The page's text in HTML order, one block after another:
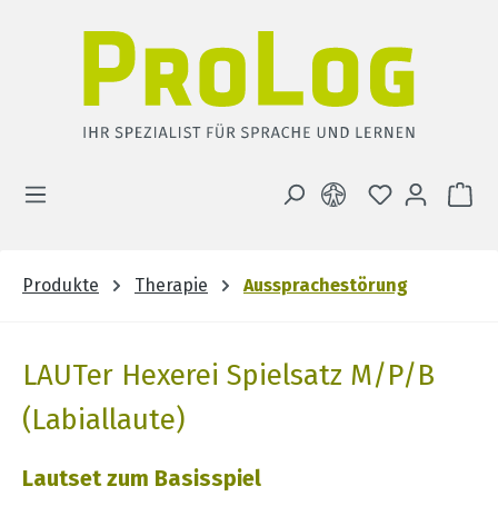
DU HAST 0
Produkte Therapie Aussprachestörung
LAUTer Hexerei Spielsatz M/P/B
(Labiallaute)
Lautset zum Basisspiel